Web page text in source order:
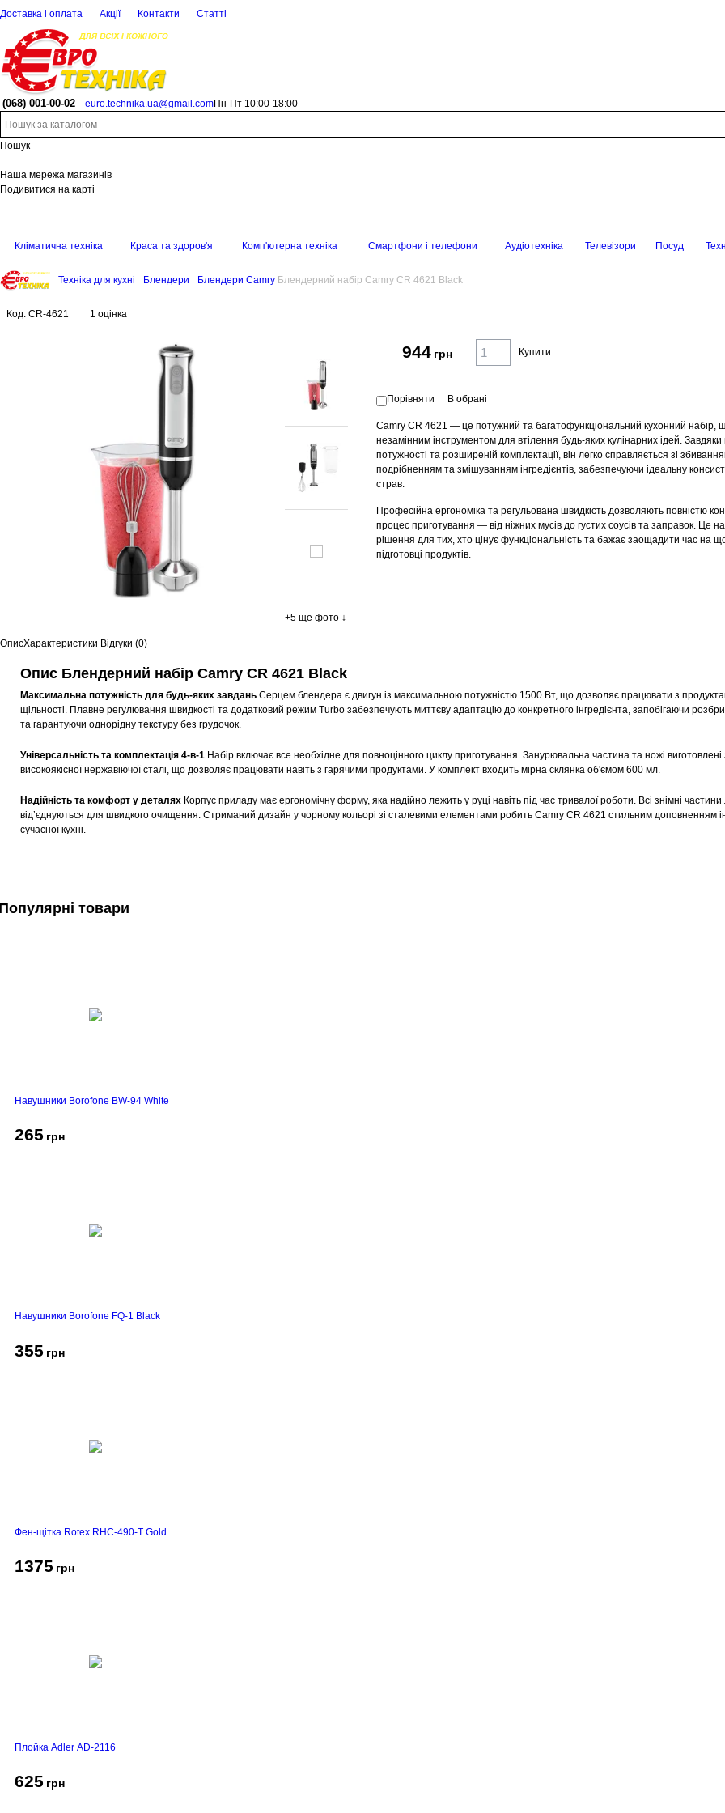
Доставка і оплата Акції Контакти Статті
(068) 001-00-02 euro.technika.ua@gmail.comПн-Пт 10:00-18:00
Пошук
Наша мережа магазинів
Подивитися на карті
Кліматична техніка Краса та здоров'я Комп'ютерна техніка Смартфони і телефони Аудіотехніка Телевізори Посуд
Техніка для кухні Блендери Блендери Camry Блендерний набір Camry CR 4621 Black
Код: CR-4621 1 оцінка
+5 ще фото ↓
944 грн Купити
Порівняти В обрані
Camry CR 4621 — це потужний та багатофункціональний кухонний набір,
незамінним інструментом для втілення будь-яких кулінарних ідей. Завдяки
потужності та розширеній комплектації, він легко справляється зі
подрібненням та змішуванням інгредієнтів, забезпечуючи ідеальну
страв.
Професійна ергономіка та регульована швидкість дозволяють повністю
процес приготування — від ніжних мусів до густих соусів та заправок. Це
рішення для тих, хто цінує функціональність та бажає заощадити час на
підготовці продуктів.
ОписХарактеристики Відгуки (0)
Опис Блендерний набір Camry CR 4621 Black
Максимальна потужність для будь-яких завдань Серцем блендера є двигун із максимальною потужністю 1500 Вт, що дозволяє працювати з
щільності. Плавне регулювання швидкості та додатковий режим Turbo забезпечують миттєву адаптацію до конкретного інгредієнта, запобігаючи
та гарантуючи однорідну текстуру без грудочок.
Універсальність та комплектація 4-в-1 Набір включає все необхідне для повноцінного циклу приготування. Занурювальна частина та ножі виготовлені
високоякісної нержавіючої сталі, що дозволяє працювати навіть з гарячими продуктами. У комплект входить мірна склянка об'ємом 600 мл.
Надійність та комфорт у деталях Корпус приладу має ергономічну форму, яка надійно лежить у руці навіть під час тривалої роботи. Всі знімні частини
від’єднуються для швидкого очищення. Стриманий дизайн у чорному кольорі зі сталевими елементами робить Camry CR 4621 стильним доповненням
сучасної кухні.
товари
Навушники Borofone BW-94 White
265 грн
Навушники Borofone FQ-1 Black
355 грн
Фен-щітка Rotex RHC-490-T Gold
1375 грн
Плойка Adler AD-2116
625 грн